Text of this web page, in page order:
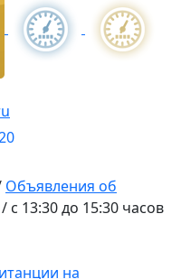
Объявления об
/ с 13:30 до 15:30 часов
на